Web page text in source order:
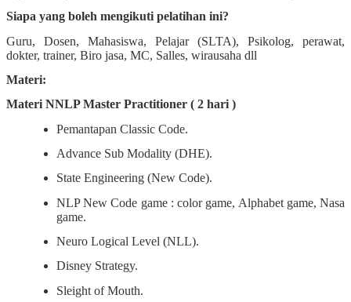
Siapa yang boleh mengikuti pelatihan ini?
Guru, Dosen, Mahasiswa, Pelajar (SLTA), Psikolog, perawat,
dokter, trainer, Biro jasa, MC, Salles, wirausaha dll
Materi:
Materi NNLP Master Practitioner ( 2 hari )
Pemantapan Classic Code.
Advance Sub Modality (DHE).
State Engineering (New Code).
NLP New Code game : color game, Alphabet game, Nasa
game.
Neuro Logical Level (NLL).
Disney Strategy.
Sleight of Mouth.